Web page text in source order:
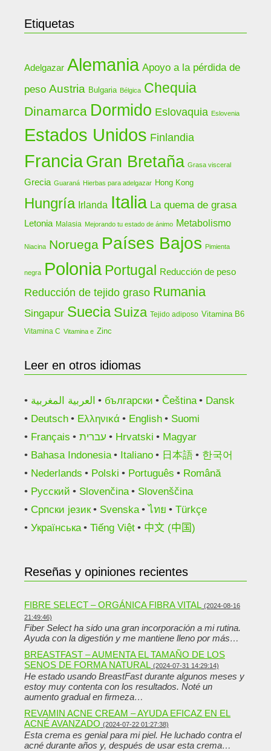
Etiquetas
Adelgazar Alemania Apoyo a la pérdida de
peso Austria Bulgaria Bélgica Chequia
Dinamarca Dormido Eslovaquia Eslovenia
Estados Unidos Finlandia
FranciaGran Bretaña Grasa visceral
Grecia Guaraná Hierbas para adelgazar Hong Kong
Hungría Irlanda Italia La quema de grasa
Letonia Malasia Mejorando tu estado de ánimo Metabolismo
Niacina Noruega Países Bajos Pimienta
negra Polonia Portugal Reducción de peso
Reducción de tejido graso Rumania
Singapur Suecia Suiza Tejido adiposo Vitamina B6
Vitamina C Vitamina e Zinc
Leer en otros idiomas
العربية المغربية български Čeština
Dansk
Deutsch
Ελληνικά English
Suomi
Français
עברית Hrvatski
Magyar
Bahasa Indonesia
Italiano 日本語
한국어
Nederlands
Polski Português
Română
Русский
Slovenčina
Slovenščina
Српски језик
Svenska ไทย
Türkçe
Українська
Tiếng Việt 中文 (中国)
Reseñas y opiniones recientes
FIBRE SELECT – ORGÁNICA FIBRA VITAL (2024-08-16
21:49:46)
Fiber Select ha sido una gran incorporación a mi rutina.
Ayuda con la digestión y me mantiene lleno por más…
BREASTFAST – AUMENTA EL TAMAÑO DE LOS
SENOS DE FORMA NATURAL (2024-07-31 14:29:14)
He estado usando BreastFast durante algunos meses y
estoy muy contenta con los resultados. Noté un
aumento gradual en firmeza…
REVAMIN ACNE CREAM – AYUDA EFICAZ EN EL
ACNÉ AVANZADO (2024-07-22 01:27:38)
Esta crema es genial para mi piel. He luchado contra el
acné durante años y, después de usar esta crema…